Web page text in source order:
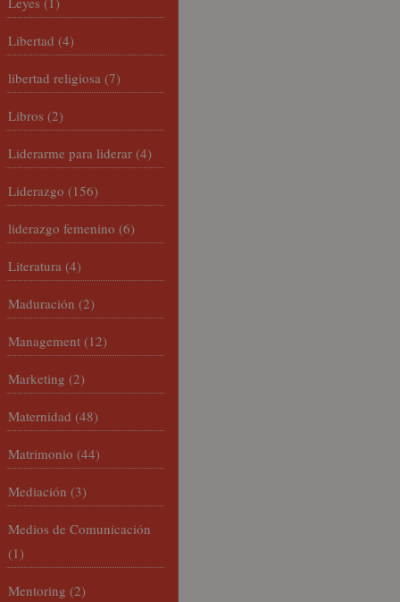
Libertad (4)
libertad religiosa (7)
Libros (2)
Liderarme para liderar (4)
Liderazgo (156)
liderazgo femenino (6)
Literatura (4)
Maduración (2)
Management (12)
Marketing (2)
Maternidad (48)
Matrimonio (44)
Mediación (3)
Medios de Comunicación
(1)
Mentoring (2)